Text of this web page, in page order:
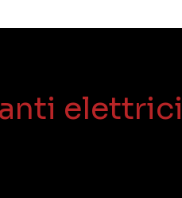
elettrici